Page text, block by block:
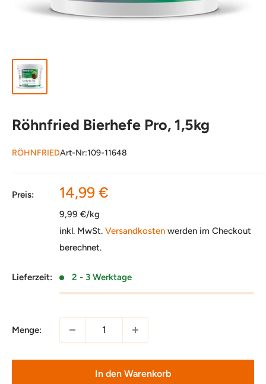
Röhnfried Bierhefe Pro, 1,5kg
RÖHNFRIEDArt-Nr:109-11648
Preis: Sonderpreis
14,99 €
9,99 €/kg
inkl. MwSt. Versandkosten werden im Checkout
berechnet.
Lieferzeit: 2 - 3 Werktage
Menge:
In den Warenkorb